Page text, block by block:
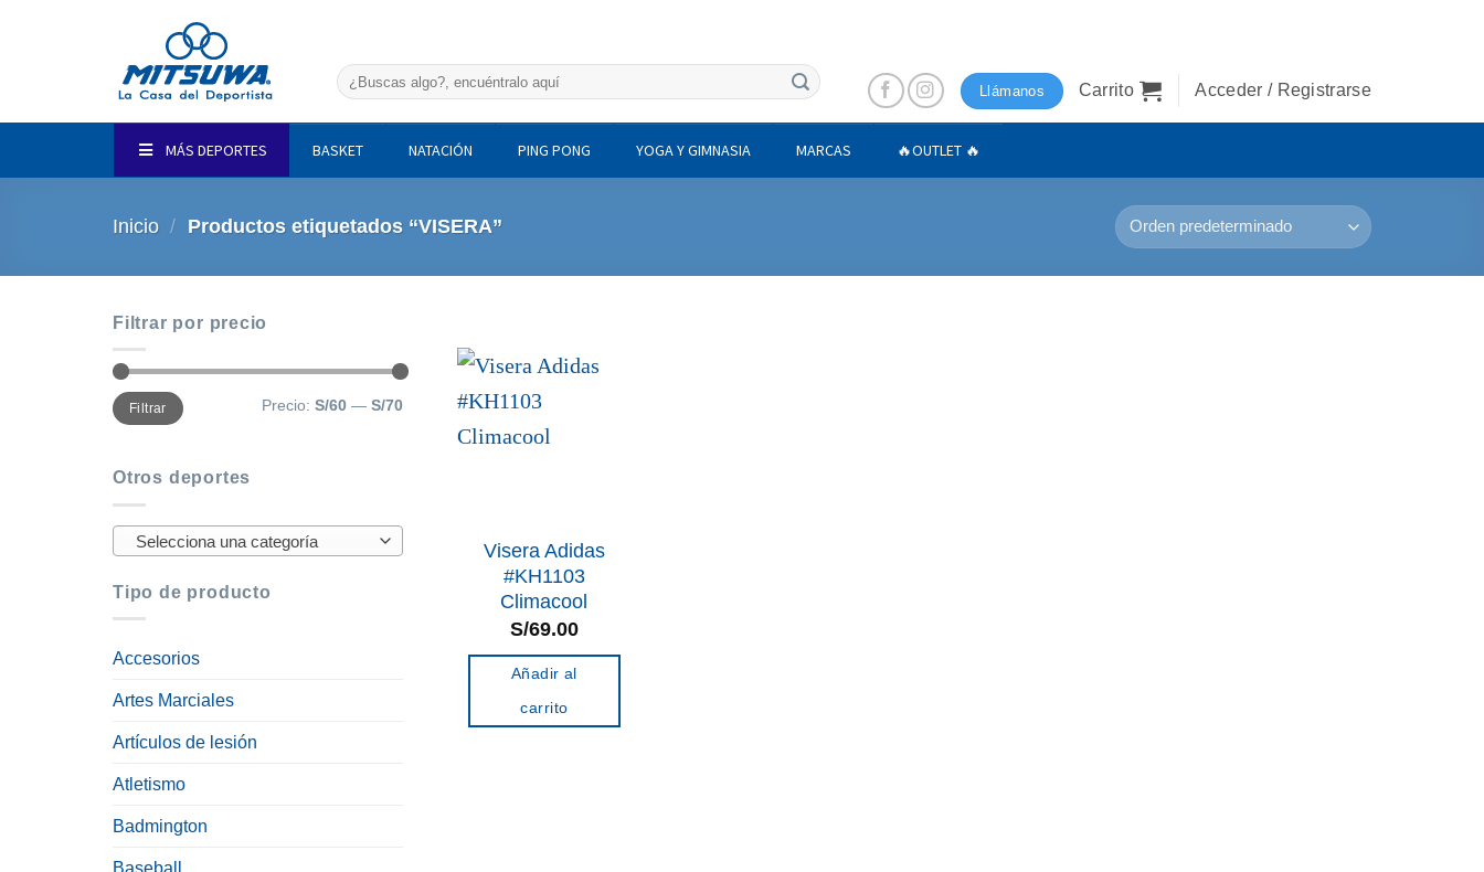
Buscar
por:
Llámanos Carrito Acceder / Registrarse
MÁS DEPORTES BASKET NATACIÓN PING PONG YOGA Y GIMNASIA MARCAS 🔥OUTLET 🔥
Inicio / Productos etiquetados “VISERA”
Filtrar por precio
Precio
mínimo
Precio
máximo
Filtrar Precio: S/60— S/70
Otros deportes
Selecciona una categoría
Tipo de producto
Accesorios
Artes Marciales
Artículos de lesión
Atletismo
Badmington
Visera Adidas
#KH1103
Climacool
S/69.00
Añadir al
carrito